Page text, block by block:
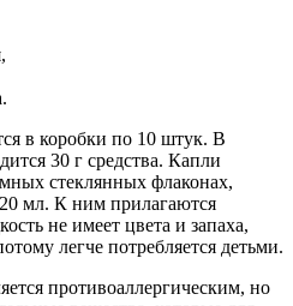
в коробки по 10 штук. В
30 г средства. Капли
стеклянных флаконах,
20 мл. К ним прилагаются
не имеет цвета и запаха,
легче потребляется детьми.